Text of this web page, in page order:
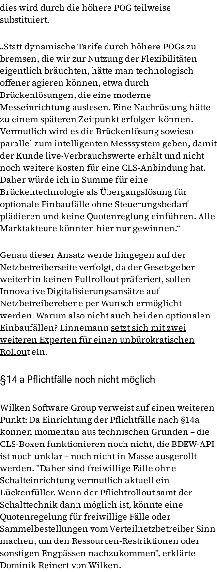
dies wird durch die höhere POG teilweise
substituiert.
„Statt dynamische Tarife durch höhere POGs zu
bremsen, die wir zur Nutzung der Flexibilitäten
eigentlich bräuchten, hätte man technologisch
offener agieren können, etwa durch
Brückenlösungen, die eine moderne
Messeinrichtung auslesen. Eine Nachrüstung hätte
zu einem späteren Zeitpunkt erfolgen können.
Vermutlich wird es die Brückenlösung sowieso
parallel zum intelligenten Messsystem geben, damit
der Kunde live-Verbrauchswerte erhält und nicht
noch weitere Kosten für eine CLS-Anbindung hat.
Daher würde ich in Summe für eine
Brückentechnologie als Übergangslösung für
optionale Einbaufälle ohne Steuerungsbedarf
plädieren und keine Quotenreglung einführen. Alle
Marktakteure könnten hier nur gewinnen.“
Genau dieser Ansatz werde hingegen auf der
Netzbetreiberseite verfolgt, da der Gesetzgeber
weiterhin keinen Fullrollout präferiert, sollen
Innovative Digitalisierungsansätze auf
Netzbetreiberebene per Wunsch ermöglicht
werden. Warum also nicht auch bei den optionalen
Einbaufällen? Linnemann setzt sich mit zwei
weiteren Experten für einen unbürokratischen
Rollout ein.
§14 a Pflichtfälle noch nicht möglich
Wilken Software Group verweist auf einen weiteren
Punkt: Da Einrichtung der Pflichtfälle nach §14a
können momentan aus technischen Gründen – die
CLS-Boxen funktionieren noch nicht, die BDEW-API
ist noch unklar – noch nicht in Masse ausgerollt
werden. "Daher sind freiwillige Fälle ohne
Schalteinrichtung vermutlich aktuell ein
Lückenfüller. Wenn der Pflichtrollout samt der
Schalttechnik dann möglich ist, könnte eine
Quotenregelung für freiwillige Fälle oder
Sammelbestellungen vom Verteilnetzbetreiber Sinn
machen, um den Ressourcen-Restriktionen oder
sonstigen Engpässen nachzukommen", erklärte
Dominik Reinert von Wilken.